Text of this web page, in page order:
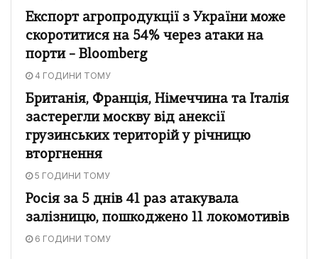
Експорт агропродукції з України може
скоротитися на 54% через атаки на
порти – Bloomberg
4 ГОДИНИ ТОМУ
Британія, Франція, Німеччина та Італія
застерегли москву від анексії
грузинських територій у річницю
вторгнення
5 ГОДИНИ ТОМУ
Росія за 5 днів 41 раз атакувала
залізницю, пошкоджено 11 локомотивів
6 ГОДИНИ ТОМУ